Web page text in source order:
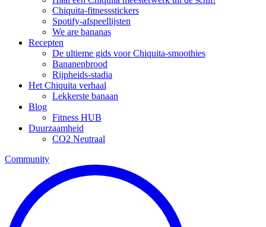
Chiquita-fitnessstickers
Spotify-afspeellijsten
We are bananas
Recepten
De ultieme gids voor Chiquita-smoothies
Bananenbrood
Rijpheids-stadia
Het Chiquita verhaal
Lekkerste banaan
Blog
Fitness HUB
Duurzaamheid
CO2 Neutraal
Community